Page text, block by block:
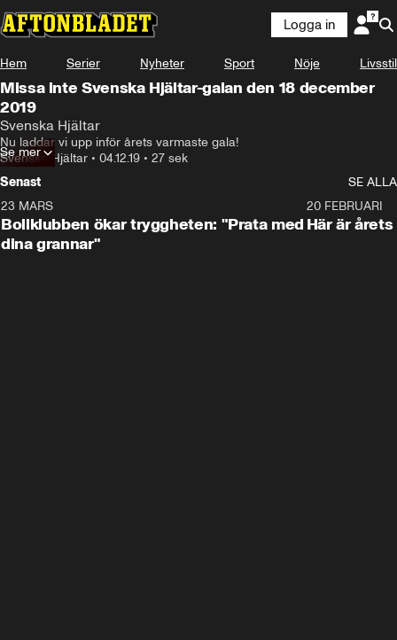
Logga in
Hem Serier Nyheter Sport Nöje Livsstil
Missa inte Svenska Hjältar-galan den 18 december
2019
Svenska Hjältar
Nu laddar vi upp inför årets varmaste gala!
Svenska Hjältar • 04.12.19 • 27 sek
Se mer
Senast
SE ALLA
23 MARS
Bollklubben ökar tryggheten: "Prata med
dina grannar"
20 FEBRUARI
Här är